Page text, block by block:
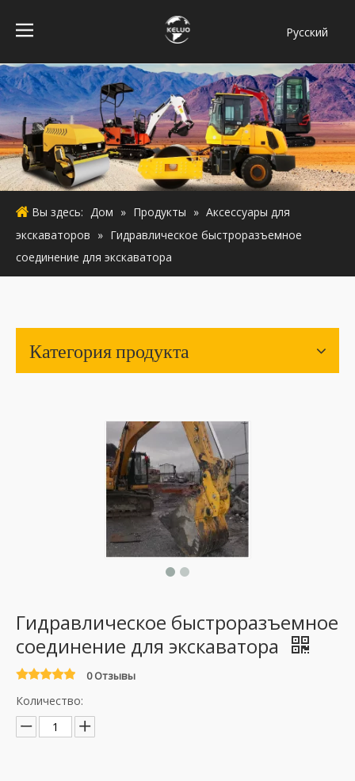
Pусский
Bahasa
indonesia
Türk dili
ไทย
Italiano
Deutsch
Português
Español
Вы здесь: Дом » Продукты » Аксессуары для
экскаваторов » Гидравлическое быстроразъемное
соединение для экскаватора
Категория продукта
Гидравлическое быстроразъемное
соединение для экскаватора
0 Отзывы
Количество: